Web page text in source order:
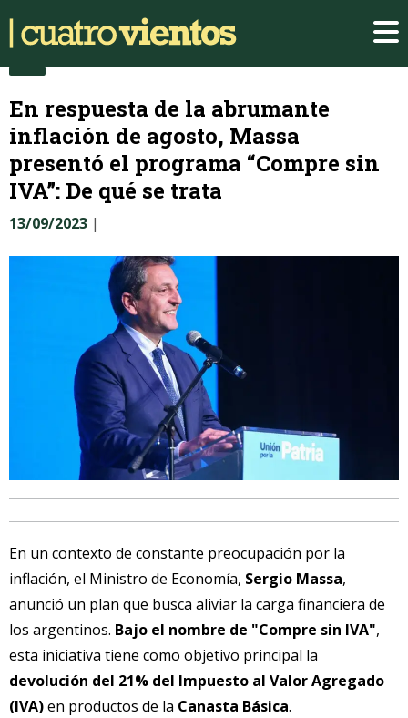
En respuesta de la abrumante
inflación de agosto, Massa
presentó el programa “Compre sin
IVA”: De qué se trata
13/09/2023 |
En un contexto de constante preocupación por la
inflación, el Ministro de Economía, Sergio Massa,
anunció un plan que busca aliviar la carga financiera de
los argentinos. Bajo el nombre de "Compre sin IVA",
esta iniciativa tiene como objetivo principal la
devolución del 21% del Impuesto al Valor Agregado
(IVA)en productos de la Canasta Básica.